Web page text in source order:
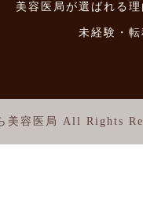
美容医局が選ばれる
未経験・
美容医局 All Rights